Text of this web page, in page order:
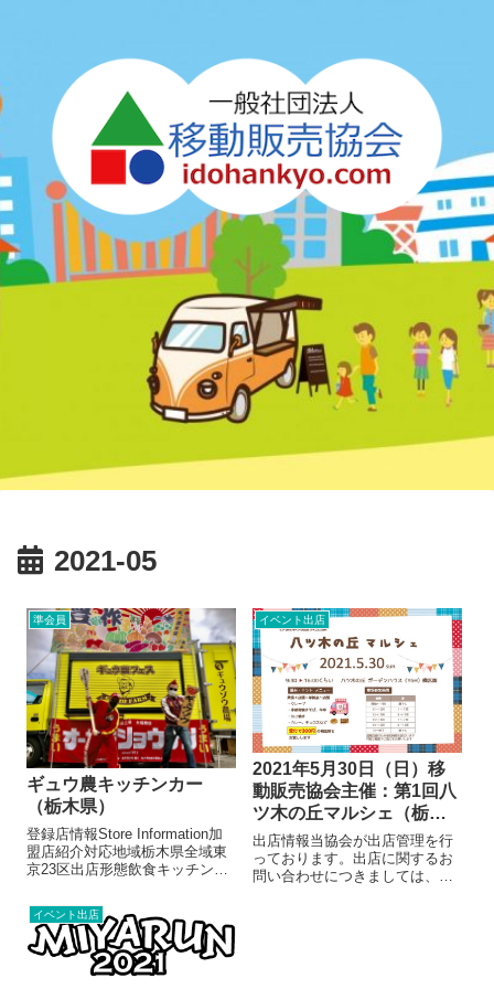
2021-05
準会員
ギュウ農キッチンカー
（栃木県）
登録店情報Store Information加
盟店紹介対応地域栃木県全域東
京23区出店形態飲食キッチンカ
扱品目フレンチトーストサンド
ウィッチ 500円〜クロ勝つカ
レー 800円お店より過激パフ
ォーマンスグループ...
イベント出店
2021年5月30日（日）移
動販売協会主催：第1回八
ツ木の丘マルシェ（栃木
県芳賀町）
出店情報当協会が出店管理を行
っております。出店に関するお
問い合わせにつきましては、当
イベント出店